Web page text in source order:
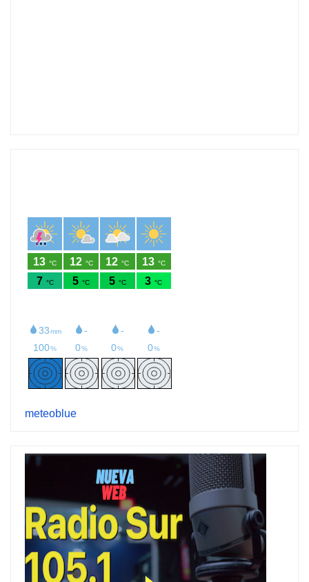
meteoblue